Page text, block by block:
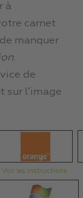
à
carnet
manquer
.
de
sur l’image
Voir les instructions